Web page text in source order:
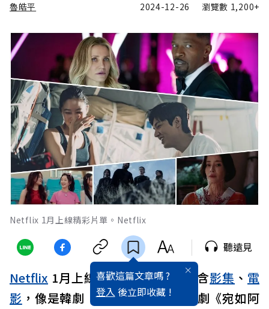
魯皓平 2024-12-26 瀏覽數 1,200+
Netflix 1月上線精彩片單。Netflix
喜歡這篇文章嗎 ?
登入 後立即收藏 !
聽遠見
Netflix 1月上線必看片單出爐，包含影集 、 電
影 ，像是韓劇《問問星星吧》、日劇《宛如阿